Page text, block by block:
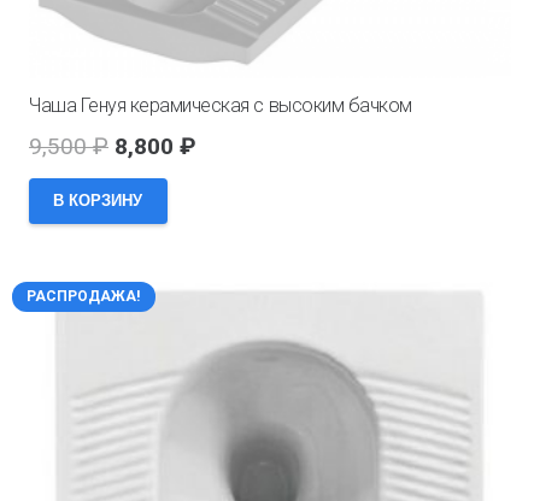
Чаша Генуя керамическая с высоким бачком
9,500₽ Первоначальная
цена
составляла
8,800 ₽
В КОРЗИНУ
РАСПРОДАЖА!